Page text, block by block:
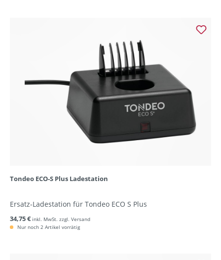
Tondeo ECO-S Plus Ladestation
Ersatz-Ladestation für Tondeo ECO S Plus
34,75 € inkl. MwSt. zzgl. Versand
Nur noch 2 Artikel vorrätig